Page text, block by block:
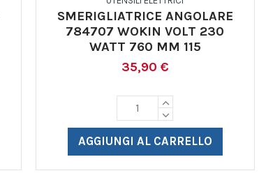
SMERIGLIATRICE ANGOLARE
784707 WOKIN VOLT 230
WATT 760 MM 115
35,90 €
AGGIUNGI AL CARRELLO